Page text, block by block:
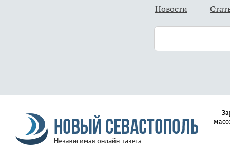
Новости